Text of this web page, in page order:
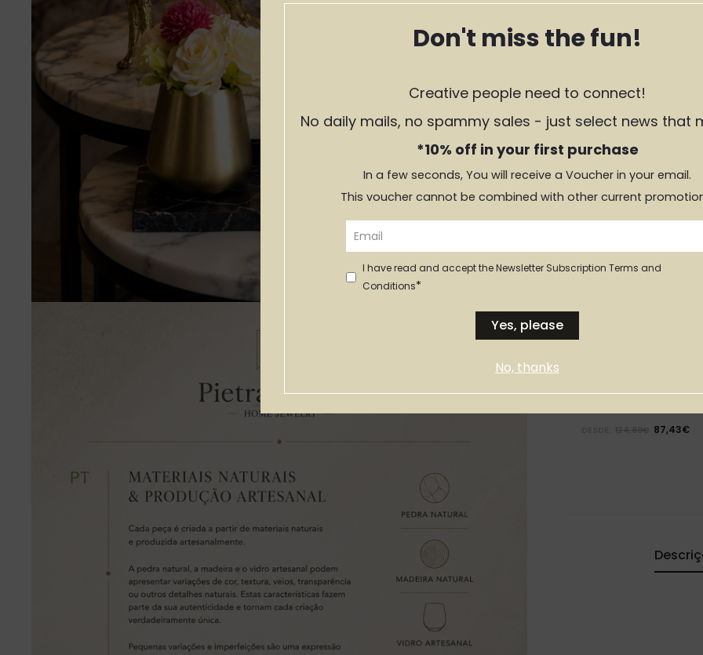
KANILA
124,89€ 87,43€
Don't miss the fun!
Creative people need to connect!
No daily mails, no spammy sales - just select news that
*10% off in your first purchase
In a few seconds, You will receive a Voucher in your email.
This voucher cannot be combined with other current
I have read and accept the Newsletter Subscription Terms and
Conditions*
Yes, please
No, thanks